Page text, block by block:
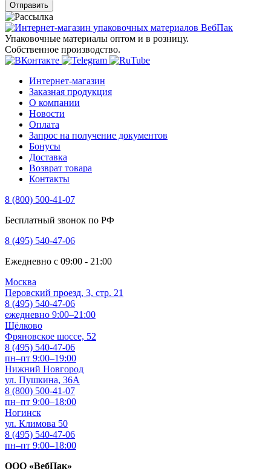
Отправить
Упаковочные материалы оптом и в розницу.
Собственное производство.
Интернет-магазин
Заказная продукция
О компании
Новости
Оплата
Запрос на получение документов
Бонусы
Доставка
Возврат товара
Контакты
8 (800) 500-41-07
Бесплатный звонок по РФ
8 (495) 540-47-06
Ежедневно с 09:00 - 21:00
Москва
Перовский проезд, 3, стр. 21
8 (495) 540-47-06
ежедневно 9:00–21:00
Щёлково
Фряновское шоссе, 52
8 (495) 540-47-06
пн–пт 9:00–19:00
Нижний Новгород
ул. Пушкина, 36А
8 (800) 500-41-07
пн–пт 9:00–18:00
Ногинск
ул. Климова 50
8 (495) 540-47-06
пн–пт 9:00–18:00
ООО «ВебПак»